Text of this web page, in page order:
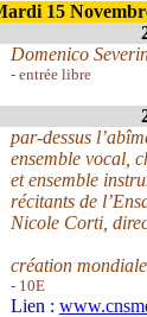
15
Domenico
- entrée libre
par-dessus
ensemble vocal,
et ensemble
récitants de
Nicole Corti,
création
- 10E
Lien :